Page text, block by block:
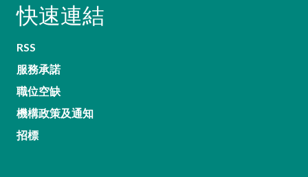
快速連結
RSS
服務承諾
職位空缺
機構政策及通知
招標